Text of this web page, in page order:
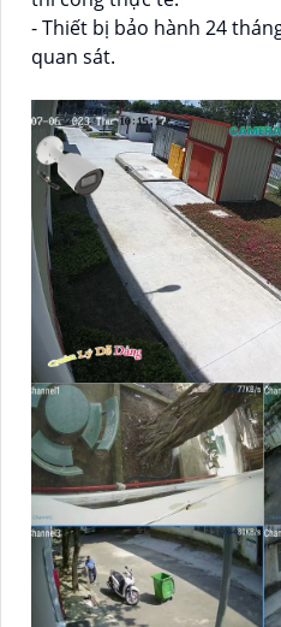
- Thiết bị bảo hành 24
quan sát.